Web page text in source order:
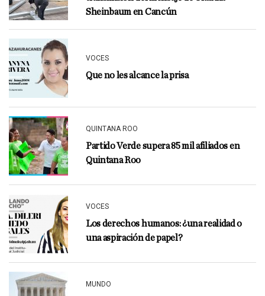
Sheinbaum en Cancún
VOCES
Que no les alcance la prisa
QUINTANA ROO
Partido Verde supera 85 mil afiliados en
Quintana Roo
VOCES
Los derechos humanos: ¿una realidad o
una aspiración de papel?
MUNDO